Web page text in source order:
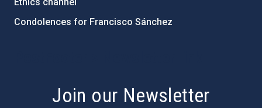
Condolences for Francisco Sánchez
Join our Newsletter